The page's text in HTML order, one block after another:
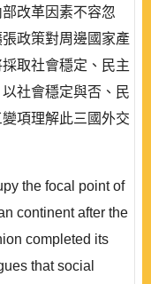
改革因素不容忽
政策對周邊國家產
取社會穩定、民主
社會穩定與否、民
項理解此三國外交
the focal point of
continent after the
completed its
that social